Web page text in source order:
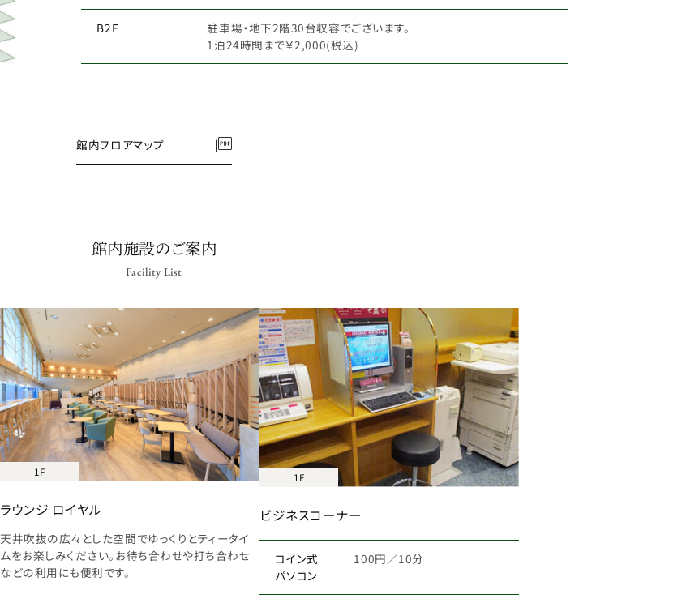
B2F
駐車場・地下2階30台収容でございます。
1泊24時間まで￥2,000(税込)
館内フロアマップ
館内施設のご案内
Facility List
ラウンジ ロイヤル
天井吹抜の広々とした空間でゆっくりとティータイ
ムをお楽しみください。お待ち合わせや打ち合わせ
などの利用にも便利です。
1F
ビジネスコーナー
コイン式
パソコン
100円／10分
1F